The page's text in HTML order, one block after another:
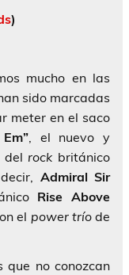
)
mucho en las
sido marcadas
meter en el saco
, el nuevo y
del rock británico
Admiral Sir
Rise Above
el power tríode
que no conozcan